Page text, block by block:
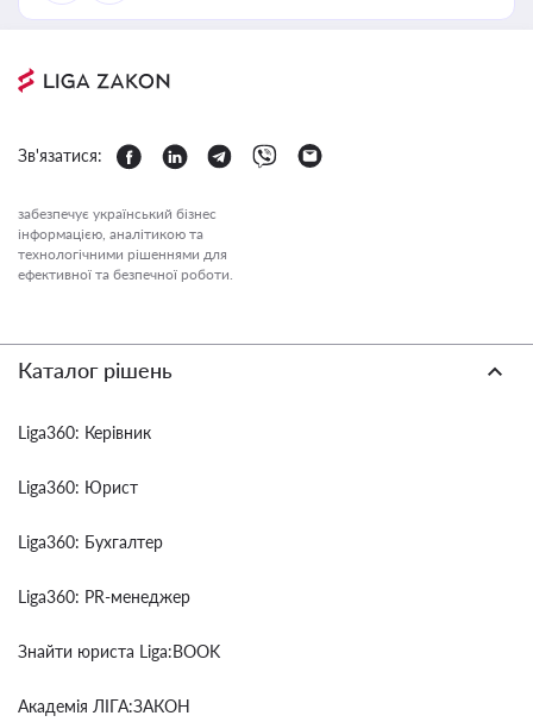
Зв'язатися:
забезпечує український бізнес
інформацією, аналітикою та
технологічними рішеннями для
ефективної та безпечної роботи.
Каталог рішень
Liga360: Керівник
Liga360: Юрист
Liga360: Бухгалтер
Liga360: PR-менеджер
Знайти юриста Liga:BOOK
Академія ЛІГА:ЗАКОН